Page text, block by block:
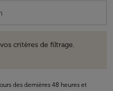
critères de filtrage.
des dernières 48 heures et